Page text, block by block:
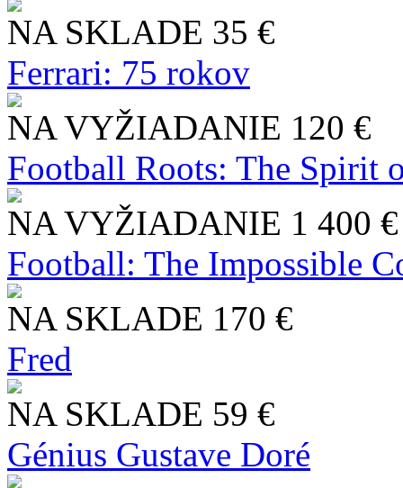
NA SKLADE 35 €
Ferrari: 75 rokov
NA VYŽIADANIE 120 €
Football Roots: The Spirit
NA VYŽIADANIE 1 400 €
Football: The Impossible
NA SKLADE 170 €
Fred
NA SKLADE 59 €
Génius Gustave Doré